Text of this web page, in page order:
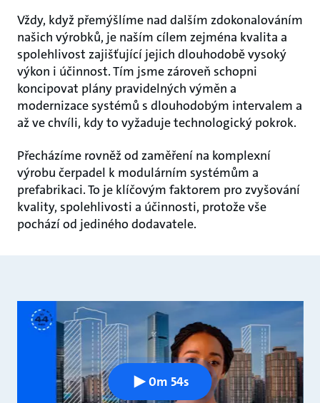
Vždy, když přemýšlíme nad dalším zdokonalováním
našich výrobků, je naším cílem zejména kvalita a
spolehlivost zajišťující jejich dlouhodobě vysoký
výkon i účinnost. Tím jsme zároveň schopni
koncipovat plány pravidelných výměn a
modernizace systémů s dlouhodobým intervalem a
až ve chvíli, kdy to vyžaduje technologický pokrok.
Přecházíme rovněž od zaměření na komplexní
výrobu čerpadel k modulárním systémům a
prefabrikaci. To je klíčovým faktorem pro zvyšování
kvality, spolehlivosti a účinnosti, protože vše
pochází od jediného dodavatele.
0m 54s